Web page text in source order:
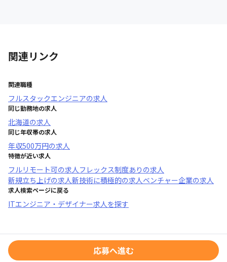
関連リンク
関連職種
フルスタックエンジニアの求人
同じ勤務地の求人
北海道の求人
同じ年収帯の求人
年収500万円の求人
特徴が近い求人
フルリモート可の求人フレックス制度あり の求人
新規立ち上げの求人新技術に積極的の求人ベンチャー企業の求人
求人検索ページに戻る
ITエンジニア・デザイナー求人を探す
応募へ進む